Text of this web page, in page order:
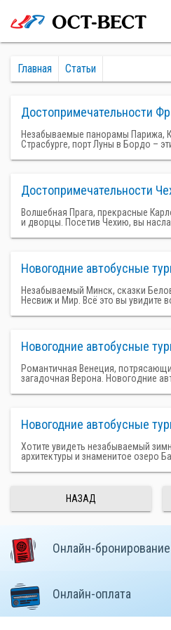
Главная Статьи
Достопримечательности
Незабываемые панорамы Парижа,
Страсбурге, порт Луны в Бордо –
Достопримечательности
Волшебная Прага, прекрасные
и дворцы. Посетив Чехию, вы
Новогодние автобусные
Незабываемый Минск, сказки
Несвиж и Мир. Всё это вы увидите
Новогодние автобусные
Романтичная Венеция,
загадочная Верона. Новогодние
Новогодние автобусные
Хотите увидеть незабываемый
архитектуры и знаменитое озеро
НАЗАД
Онлайн-бронирование
Онлайн-оплата